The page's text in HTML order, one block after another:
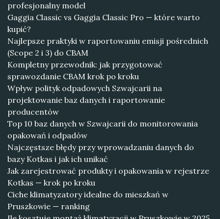
profesjonalny model
Gaggia Classic vs Gaggia Classic Pro — które warto
kupić?
Najlepsze praktyki w raportowaniu emisji pośrednich
(Scope 2 i 3) do CBAM
Kompletny przewodnik: jak przygotować
sprawozdanie CBAM krok po kroku
Wpływ polityk odpadowych Szwajcarii na
projektowanie baz danych i raportowanie
producentów
Top 10 baz danych w Szwajcarii do monitorowania
opakowań i odpadów
Najczęstsze błędy przy wprowadzaniu danych do
bazy Kotkas i jak ich unikać
Jak zarejestrować produkty i opakowania w rejestrze
Kotkas — krok po kroku
Ciche klimatyzatory idealne do mieszkań w
Pruszkowie — ranking